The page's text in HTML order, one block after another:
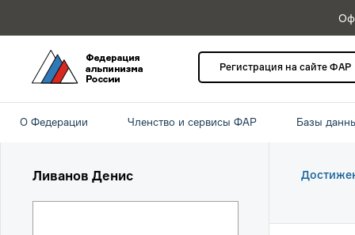
Регистрация на сайте ФАР
О Федерации Членство и сервисы ФАР Базы
Ливанов Денис